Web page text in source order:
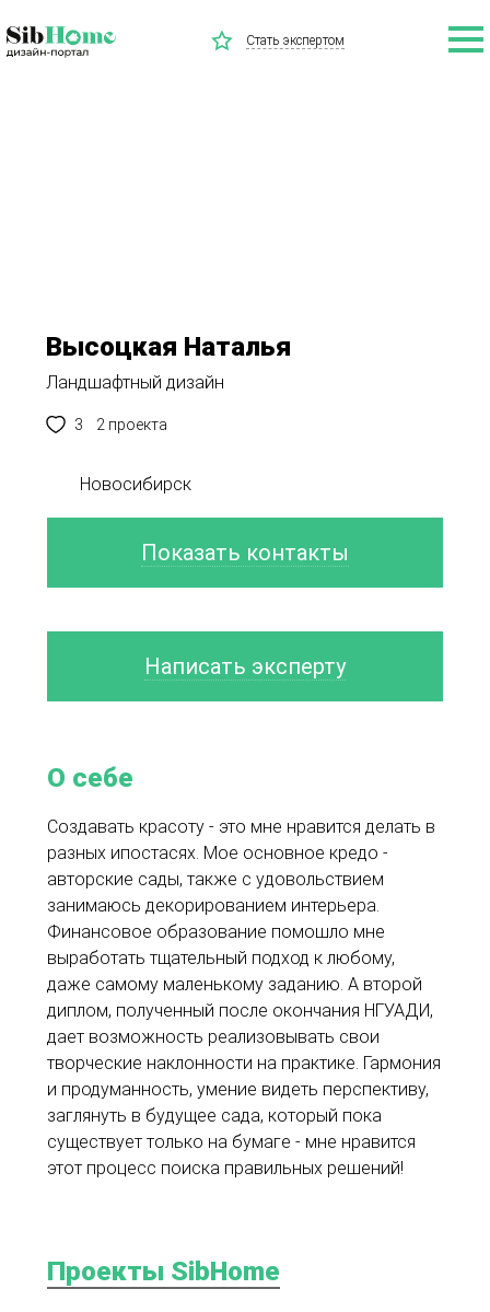
Стать экспертом
Высоцкая Наталья
Ландшафтный дизайн
3 2 проекта
О себе
Создавать красоту - это мне нравится делать в
разных ипостасях. Мое основное кредо -
авторские сады, также с удовольствием
занимаюсь декорированием интерьера.
Финансовое образование помошло мне
выработать тщательный подход к любому,
даже самому маленькому заданию. А второй
диплом, полученный после окончания НГУАДИ,
дает возможность реализовывать свои
творческие наклонности на практике. Гармония
и продуманность, умение видеть перспективу,
заглянуть в будущее сада, который пока
существует только на бумаге - мне нравится
этот процесс поиска правильных решений!
Новосибирск
Показать контакты
Написать эксперту
Проекты SibHome